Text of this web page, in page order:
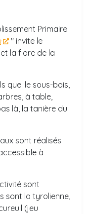
Primaire
" invite le
la flore de la
que: le sous-bois,
à table,
là, la tanière du
sont réalisés
à
sont
sont la tyrolienne,
(jeu